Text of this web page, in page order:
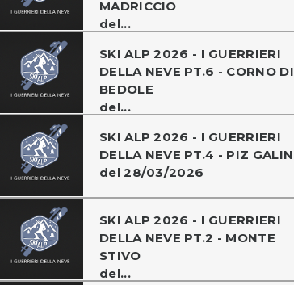
MADRICCIO
del...
SKI ALP 2026 - I GUERRIERI
DELLA NEVE PT.6 - CORNO DI
BEDOLE
del...
SKI ALP 2026 - I GUERRIERI
DELLA NEVE PT.4 - PIZ GALIN
del 28/03/2026
SKI ALP 2026 - I GUERRIERI
DELLA NEVE PT.2 - MONTE
STIVO
del...